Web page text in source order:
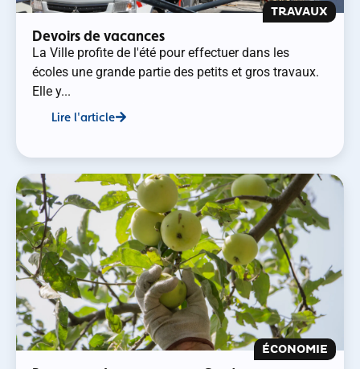
TRAVAUX
Devoirs de vacances
La Ville profite de l'été pour effectuer dans les
écoles une grande partie des petits et gros travaux.
Elle y...
Lire l'article
ÉCONOMIE